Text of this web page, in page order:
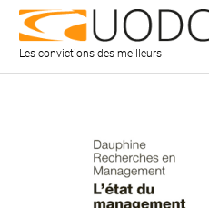
Les convictions des meilleurs